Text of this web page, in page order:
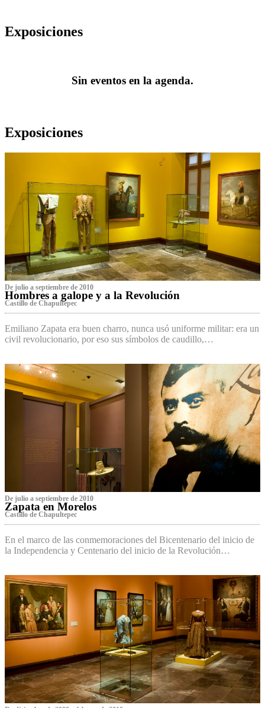
Exposiciones
Sin eventos en la agenda.
Exposiciones
De julio a septiembre de 2010
Hombres a galope y a la Revolución
Castillo de Chapultepec
Emiliano Zapata era buen charro, nunca usó uniforme militar: era un
civil revolucionario, por eso sus símbolos de caudillo,…
De julio a septiembre de 2010
Zapata en Morelos
Castillo de Chapultepec
En el marco de las conmemoraciones del Bicentenario del inicio de
la Independencia y Centenario del inicio de la Revolución…